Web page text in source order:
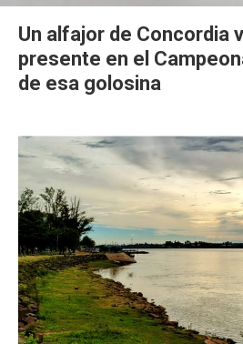
Un alfajor de Concordia
presente en el
de esa golosina